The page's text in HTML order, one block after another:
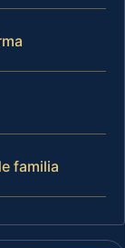
familia